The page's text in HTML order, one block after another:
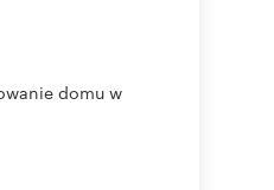
domu w